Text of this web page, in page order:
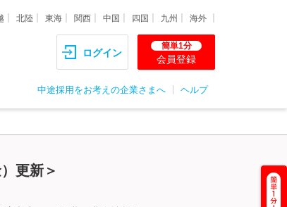
北陸 東海 関西 中国 四国 九州 海外
ログイン
簡単1分
会員登録
中途採用をお考えの企業さまへ ヘルプ
更新＞